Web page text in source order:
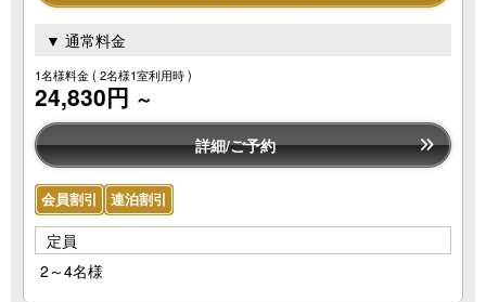
▼ 通常料金
1名様料金( 2名様1室利用時 )
24,830円 ～
詳細/ご予約
会員割引 連泊割引
定員
2～4名様